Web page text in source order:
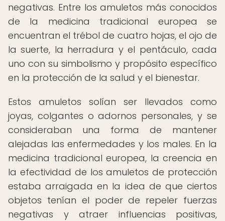
negativas. Entre los amuletos más conocidos
de la medicina tradicional europea se
encuentran el trébol de cuatro hojas, el ojo de
la suerte, la herradura y el pentáculo, cada
uno con su simbolismo y propósito específico
en la protección de la salud y el bienestar.
Estos amuletos solían ser llevados como
joyas, colgantes o adornos personales, y se
consideraban una forma de mantener
alejadas las enfermedades y los males. En la
medicina tradicional europea, la creencia en
la efectividad de los amuletos de protección
estaba arraigada en la idea de que ciertos
objetos tenían el poder de repeler fuerzas
negativas y atraer influencias positivas,